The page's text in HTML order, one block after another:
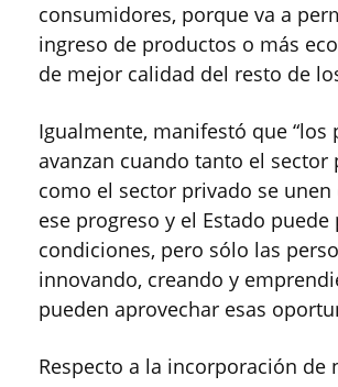
consumidores, porque va a
ingreso de productos o más
de mejor calidad del resto de
Igualmente, manifestó que “los
avanzan cuando tanto el sector
como el sector privado se unen
ese progreso y el Estado puede
condiciones, pero sólo las
innovando, creando y
pueden aprovechar esas
Respecto a la incorporación de